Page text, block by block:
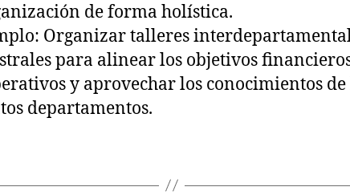
de forma holística.
Organizar talleres
para alinear los objetivos
y aprovechar los conocimientos de
departamentos.